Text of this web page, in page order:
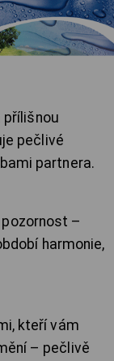
pečlivé
partnera.
–
harmonie,
kteří vám
– pečlivě